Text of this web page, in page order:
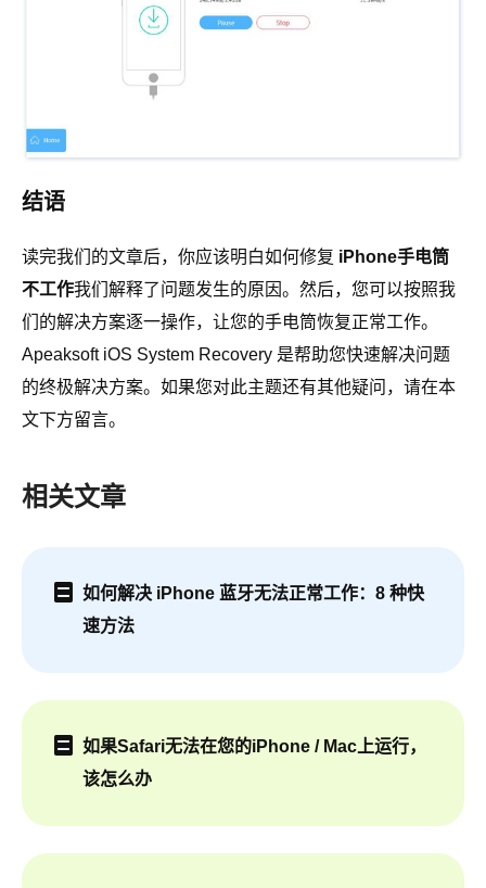
结语
读完我们的文章后，你应该明白如何修复 iPhone手电筒
不工作我们解释了问题发生的原因。然后，您可以按照我
们的解决方案逐一操作，让您的手电筒恢复正常工作。
Apeaksoft iOS System Recovery 是帮助您快速解决问题
的终极解决方案。如果您对此主题还有其他疑问，请在本
文下方留言。
相关文章
如何解决 iPhone 蓝牙无法正常工作：8 种快
速方法
如果Safari无法在您的iPhone / Mac上运行，
该怎么办